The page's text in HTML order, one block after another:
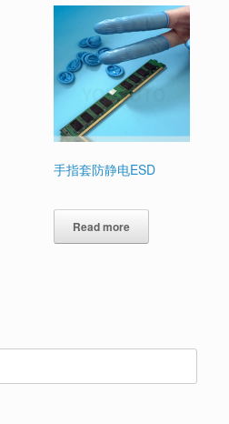
手指套防静电ESD
Read more